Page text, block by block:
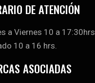
DE ATENCIÓN
a Viernes 10 a 17:30hrs
10 a 16 hrs.
ASOCIADAS